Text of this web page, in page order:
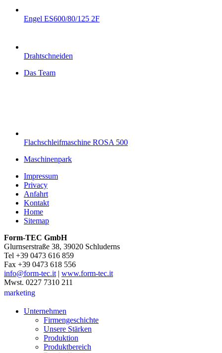
Engel ES600/80/125 2F
Drahtschneiden
Das Team
Flachschleifmaschine ROSA 500
Maschinenpark
Impressum
Privacy
Anfahrt
Kontakt
Home
Sitemap
Form-TEC GmbH
Glurnserstraße 38, 39020 Schluderns
Tel +39 0473 616 859
Fax +39 0473 618 556
info@form-tec.it| www.form-tec.it
Mwst. 0227 7310 211
marketing
Unternehmen
Firmengeschichte
Unsere Stärken
Produktion
Produktbereich